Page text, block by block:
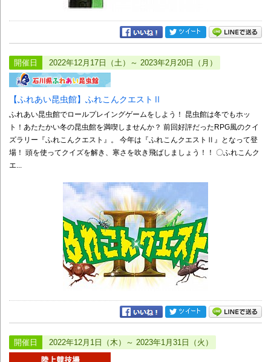
開催日 2022年12月17日（土）～ 2023年2月20日（月）
【ふれあい昆虫館】ふれこんクエストⅡ
ふれあい昆虫館でロールプレイングゲームをしよう！ 昆虫館は冬でもホッ
ト！あたたかい冬の昆虫館を満喫しませんか？ 前回好評だったRPG風のクイ
ズラリー『ふれこんクエスト』。 今年は『ふれこんクエストⅡ』となって登
場！ 頭を使ってクイズを解き、寒さを吹き飛ばしましょう！！ 〇ふれこんク
エ...
開催日 2022年12月1日（木）～ 2023年1月31日（火）